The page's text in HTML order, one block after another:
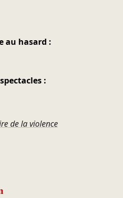
au hasard :
:
de la violence